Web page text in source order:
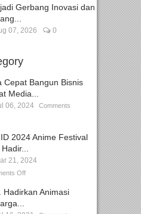
Gerbang Inovasi dan
07, 2026 0
Cepat Bangun Bisnis
Media...
06, 2024
Comments
2024 Anime Festival
21, 2024
Off
Hadirkan Animasi